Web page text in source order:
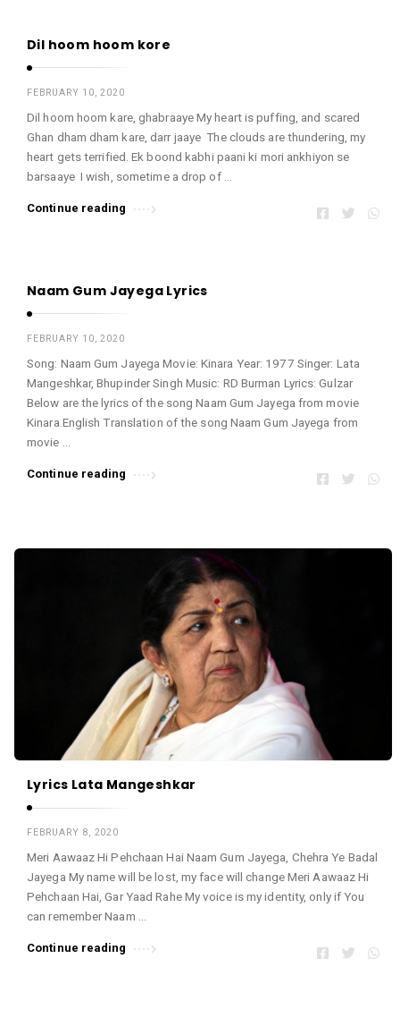
Dil hoom hoom kore
FEBRUARY 10, 2020
Dil hoom hoom kare, ghabraaye My heart is puffing, and scared
Ghan dham dham kare, darr jaaye The clouds are thundering, my
heart gets terrified. Ek boond kabhi paani ki mori ankhiyon se
barsaaye I wish, sometime a drop of …
Continue reading
Naam Gum Jayega Lyrics
FEBRUARY 10, 2020
Song: Naam Gum Jayega Movie: Kinara Year: 1977 Singer: Lata
Mangeshkar, Bhupinder Singh Music: RD Burman Lyrics: Gulzar
Below are the lyrics of the song Naam Gum Jayega from movie
Kinara.English Translation of the song Naam Gum Jayega from
movie …
Continue reading
Lyrics Lata Mangeshkar
FEBRUARY 8, 2020
Meri Aawaaz Hi Pehchaan Hai Naam Gum Jayega, Chehra Ye Badal
Jayega My name will be lost, my face will change Meri Aawaaz Hi
Pehchaan Hai, Gar Yaad Rahe My voice is my identity, only if You
can remember Naam …
Continue reading